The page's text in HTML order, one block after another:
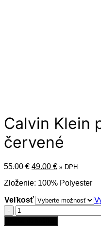
Calvin Klein
červené
55.00€ Pôvodná
bola:
49.00 €Aktuálna
je:
s DPH
Zloženie: 100% Polyester
Veľkosť
množstvo
Calvin
Klein